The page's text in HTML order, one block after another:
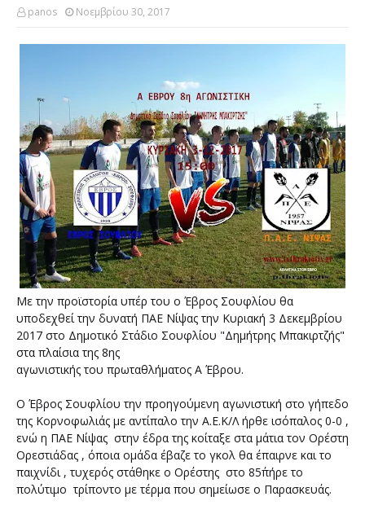
panos Νοεμβρίου 30, 2017
Με την προϊστορία υπέρ του ο Έβρος Σουφλίου θα
υποδεχθεί την δυνατή ΠΑΕ Νίψας την Κυριακή 3 Δεκεμβρίου
2017 στο Δημοτικό Στάδιο Σουφλίου "Δημήτρης Μπακιρτζής"
στα πλαίσια της 8ης
αγωνιστικής του πρωταθλήματος Α Έβρου.
Ο Έβρος Σουφλίου την προηγούμενη αγωνιστική στο γήπεδο
της Κορνοφωλιάς με αντίπαλο την Α.Ε.Κ/Λ ήρθε ισόπαλος 0-0 ,
ενώ η ΠΑΕ Νίψας στην έδρα της κοίταξε στα μάτια τον Ορέστη
Ορεστιάδας , όποια ομάδα έβαζε το γκολ θα έπαιρνε και το
παιχνίδι , τυχερός στάθηκε ο Ορέστης στο 85΄πήρε το
πολύτιμο τρίποντο με τέρμα που σημείωσε ο Παρασκευάς.